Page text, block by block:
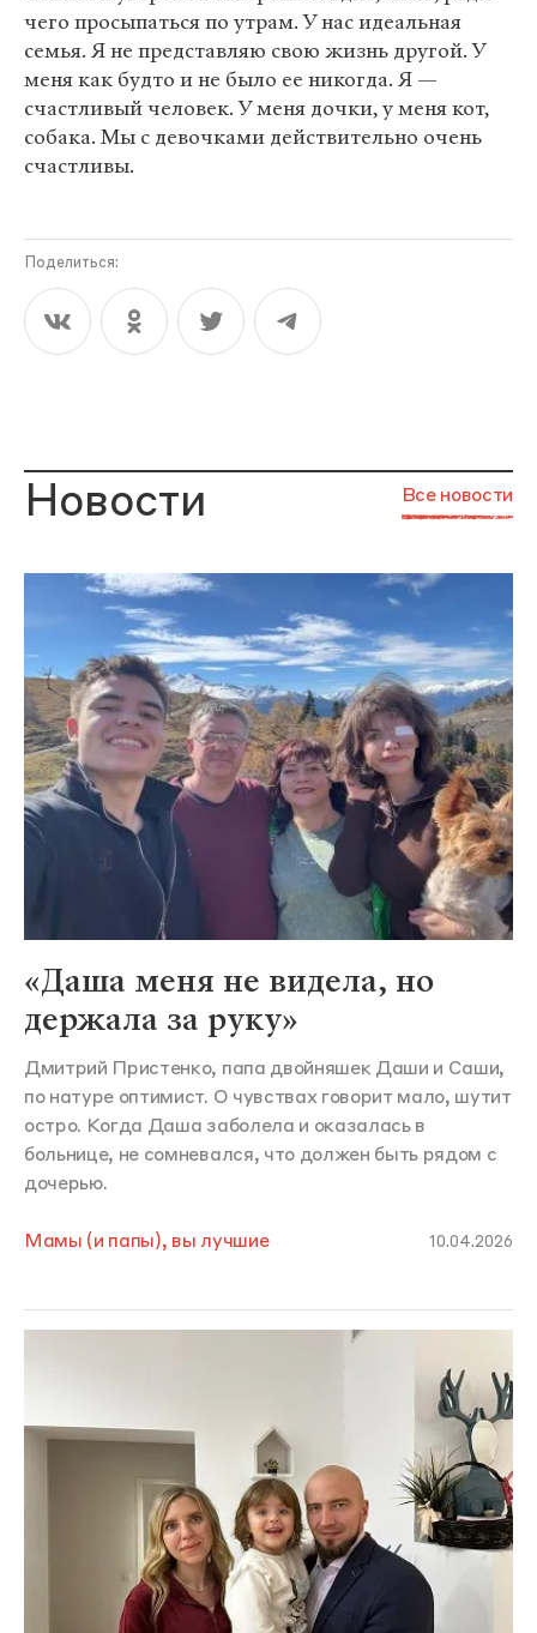
чего просыпаться по утрам. У нас идеальная
семья. Я не представляю свою жизнь другой. У
меня как будто и не было ее никогда. Я —
счастливый человек. У меня дочки, у меня кот,
собака. Мы с девочками действительно очень
счастливы.
Поделиться:
Новости Все новости
«Даша меня не видела, но
держала за руку»
Дмитрий Пристенко, папа двойняшек Даши и Саши,
по натуре оптимист. О чувствах говорит мало, шутит
остро. Когда Даша заболела и оказалась в
больнице, не сомневался, что должен быть рядом с
дочерью.
Мамы (и папы), вы лучшие 10.04.2026